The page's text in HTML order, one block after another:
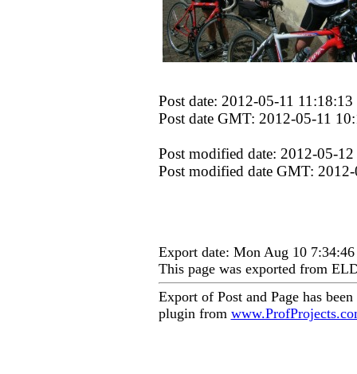
Post date: 2012-05-11 11:18:13
Post date GMT: 2012-05-11
Post modified date: 2012-05-
Post modified date GMT:
Export date: Mon Aug 10
This page was exported from
Export of Post and Page has
plugin from